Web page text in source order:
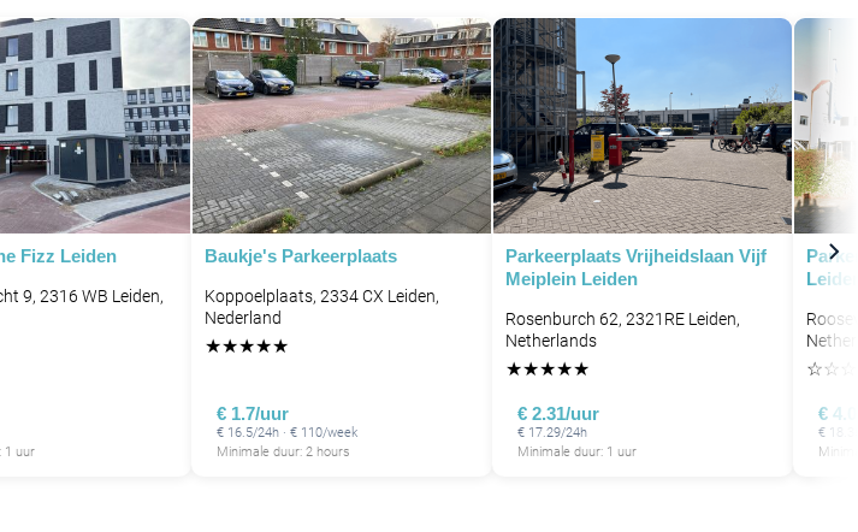
Fizz Leiden
9, 2316 WB Leiden,
1 uur
Baukje's Parkeerplaats
Koppoelplaats, 2334 CX Leiden,
Nederland
★★★★★
€ 1.7/uur
€ 16.5/24h · € 110/week
Minimale duur: 2 hours
Parkeerplaats Vrijheidslaan Vijf
Meiplein Leiden
Rosenburch 62, 2321RE Leiden,
Netherlands
★★★★★
€ 2.31/uur
€ 17.29/24h
Minimale duur: 1 uur
☆☆
€
€